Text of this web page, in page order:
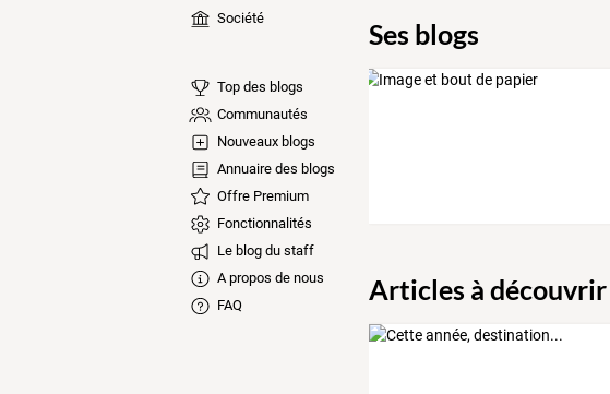
Société
Top des blogs
Communautés
Nouveaux blogs
Annuaire des blogs
Offre Premium
Fonctionnalités
Le blog du staff
A propos de nous
FAQ
Ses blogs
Articles à découvrir